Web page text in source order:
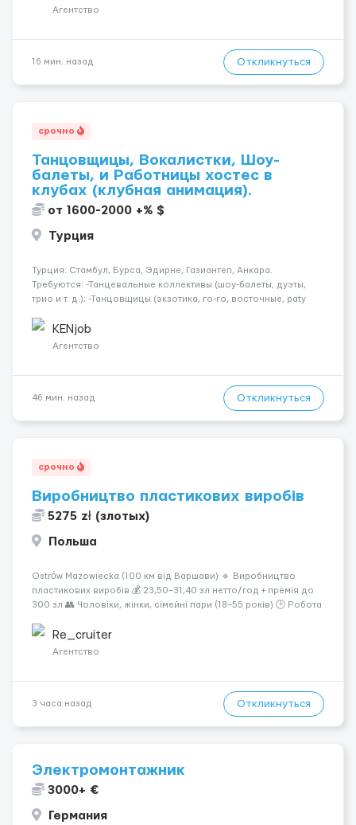
опалубки после за...
Агентство
16 мин. назад Откликнуться
срочно
Танцовщицы, Вокалистки, Шоу-
балеты, и Работницы хостес в
клубах (клубная анимация).
от 1600-2000 +% $
Турция
Турция: Стамбул, Бурса, Эдирне, Газиантеп, Анкара.
Требуются: -Танцевальные коллективы (шоу-балеты, дуэты,
трио и т. д.); -Танцовщицы (экзотика, го-го, восточные, paty
языках); -Гимнастки; -Работницы хостесc в кл...
KENjob
Агентство
46 мин. назад Откликнуться
срочно
Виробництво пластикових виробів
5275 zł (злотых)
Польша
Ostrów Mazowiecka (100 км від Варшави) 🔹 Виробництво
пластикових виробів 💰 23,50–31,40 зл нетто/год + премія до
300 зл 👥 Чоловіки, жінки, сімейні пари (18–55 років) 🕒 Робота
житло — 400 зл. 📦 Обов...
Re_cruiter
Агентство
3 часа назад Откликнуться
Электромонтажник
3000+ €
Германия